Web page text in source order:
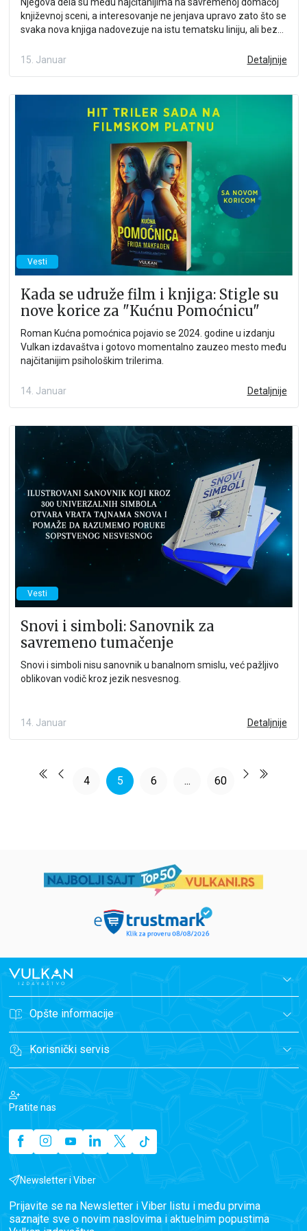
Njegova dela su među najčitanijima na savremenoj domaćoj
književnoj sceni, a interesovanje ne jenjava upravo zato što se
svaka nova knjiga nadovezuje na istu tematsku liniju, ali bez
15. Januar
Detaljnije
Vesti
Kada se udruže film i knjiga: Stigle su
nove korice za "Kućnu Pomoćnicu"
Roman Kućna pomoćnica pojavio se 2024. godine u izdanju
Vulkan izdavaštva i gotovo momentalno zauzeo mesto među
najčitanijim psihološkim trilerima.
14. Januar Detaljnije
Vesti
Snovi i simboli: Sanovnik za
savremeno tumačenje
Snovi i simboli nisu sanovnik u banalnom smislu, već pažljivo
oblikovan vodič kroz jezik nesvesnog.
14. Januar Detaljnije
4 5 6 ... 60
Opšte informacije
Korisnički servis
Pratite nas
Newsletter i Viber
Prijavite se na Newsletter i Viber listu i među prvima
saznajte sve o novim naslovima i aktuelnim popustima